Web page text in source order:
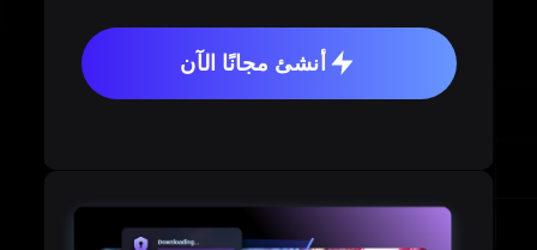
أنشئ مجانًا الآن